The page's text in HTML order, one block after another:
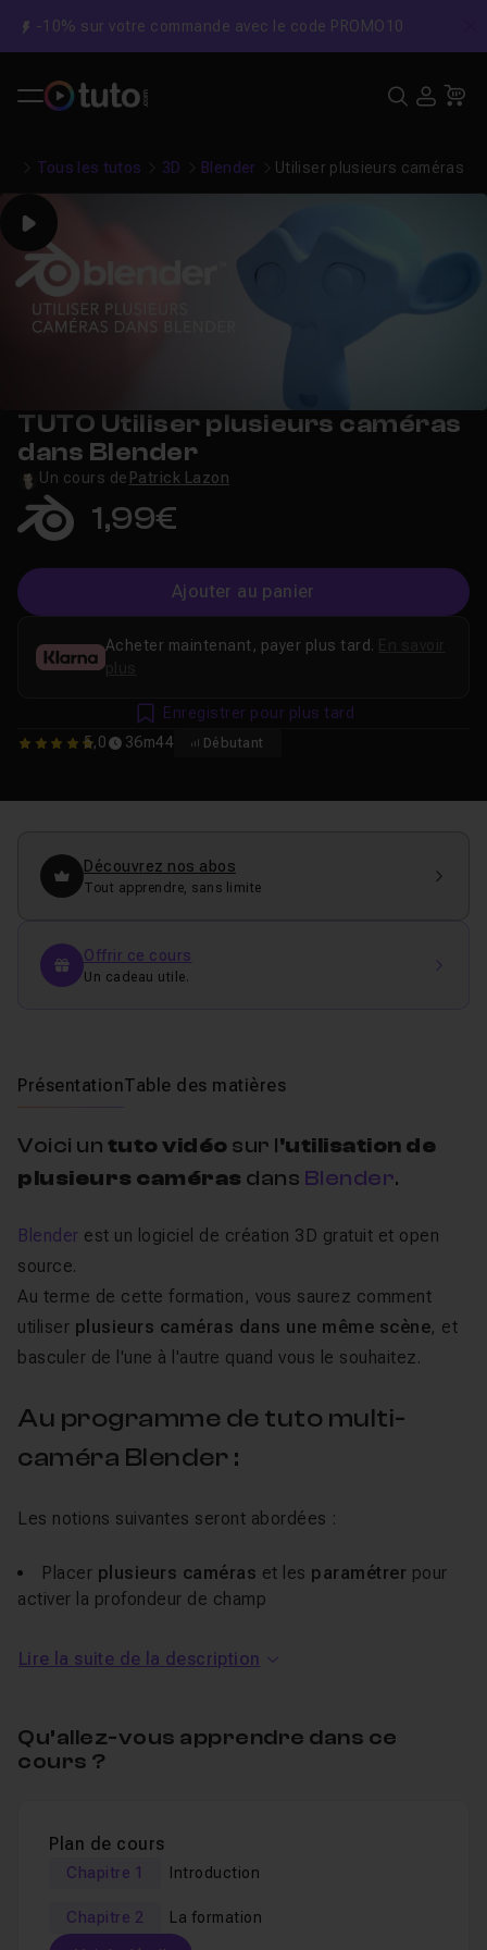
-10% sur votre commande avec le code PROMO10
Tous les tutos 3D Blender Utiliser plusieurs caméras
Play
TUTO Utiliser plusieurs caméras
dans Blender
Un cours de Patrick Lazon
1,99€
Ajouter au panier
5 5,0 36m44 Débutant
Acheter maintenant, payer plus tard.
plus
Enregistrer pour plus tard
Découvrez nos abos
Tout apprendre, sans limite
Offrir ce cours
Un cadeau utile.
PrésentationTable des matières
Voici un tuto vidéo sur l'utilisation de
plusieurs caméras dans Blender.
Blender est un logiciel de création 3D gratuit et open
source.
Au terme de cette formation, vous saurez comment
utiliser plusieurs caméras dans une même scène, et
basculer de l'une à l'autre quand vous le souhaitez.
Au programme de tuto multi-
caméra Blender :
Les notions suivantes seront abordées :
Placer plusieurs caméras et les paramétrer pour
activer la profondeur de champ
Basculerentre les caméras à l'instant souhaité
questions.
Lire la suite de la description
Qu’allez-vous apprendre dans ce
cours ?
Plan de cours
Chapitre 1 Introduction
Chapitre 2 La formation